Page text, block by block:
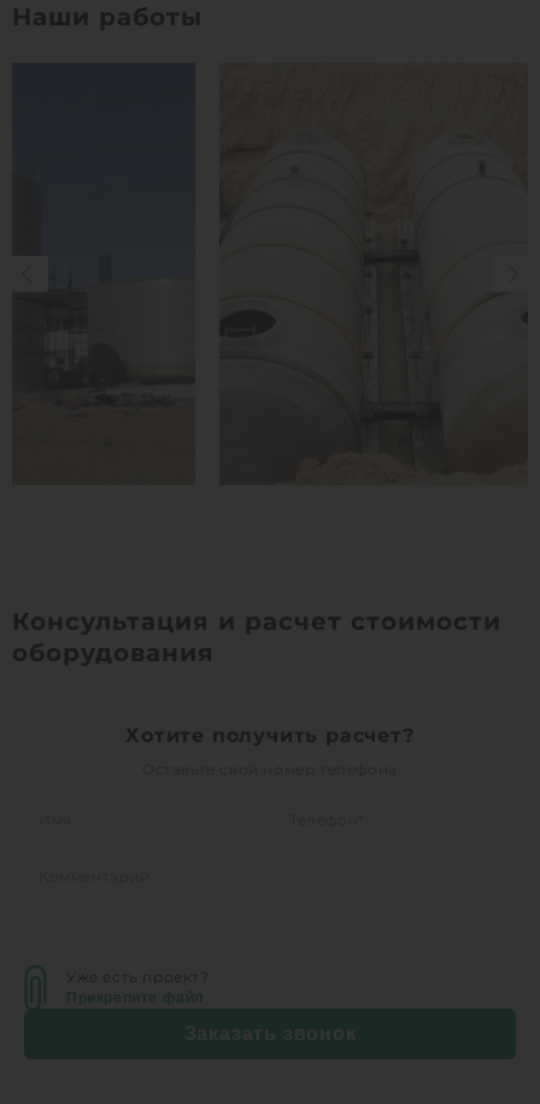
Объем:
Наши работы
Консультация и расчет стоимости
оборудования
Хотите получить расчет?
Уже есть проект?
Прикрепите файл
Заказать звонок